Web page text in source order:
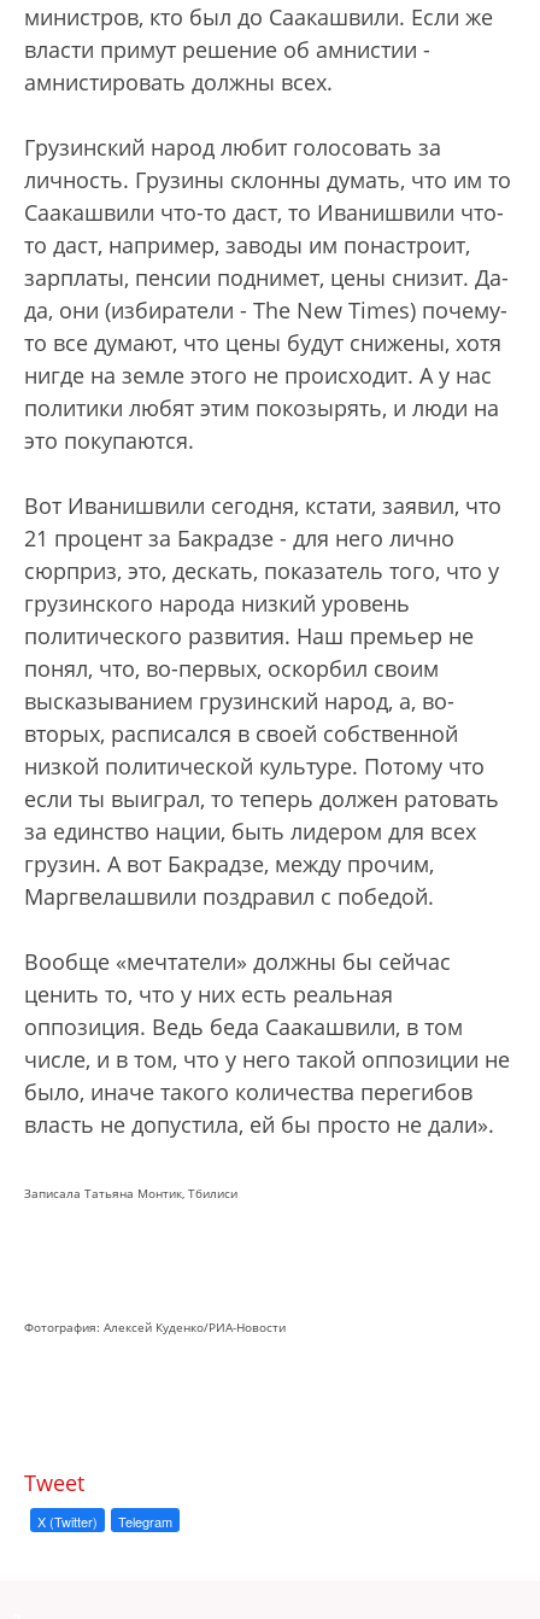
министров, кто был до Саакашвили. Если же
власти примут решение об амнистии -
амнистировать должны всех.
Грузинский народ любит голосовать за
личность. Грузины склонны думать, что им то
Саакашвили что-то даст, то Иванишвили что-
то даст, например, заводы им понастроит,
зарплаты, пенсии поднимет, цены снизит. Да-
да, они (избиратели - The New Times) почему-
то все думают, что цены будут снижены, хотя
нигде на земле этого не происходит. А у нас
политики любят этим покозырять, и люди на
это покупаются.
Вот Иванишвили сегодня, кстати, заявил, что
21 процент за Бакрадзе - для него лично
сюрприз, это, дескать, показатель того, что у
грузинского народа низкий уровень
политического развития. Наш премьер не
понял, что, во-первых, оскорбил своим
высказыванием грузинский народ, а, во-
вторых, расписался в своей собственной
низкой политической культуре. Потому что
если ты выиграл, то теперь должен ратовать
за единство нации, быть лидером для всех
грузин. А вот Бакрадзе, между прочим,
Маргвелашвили поздравил с победой.
Вообще «мечтатели» должны бы сейчас
ценить то, что у них есть реальная
оппозиция. Ведь беда Саакашвили, в том
числе, и в том, что у него такой оппозиции не
было, иначе такого количества перегибов
власть не допустила, ей бы просто не дали».
Записала Татьяна Монтик, Тбилиси
Фотография: Алексей Куденко/РИА-Новости
Tweet
X (Twitter) Telegram